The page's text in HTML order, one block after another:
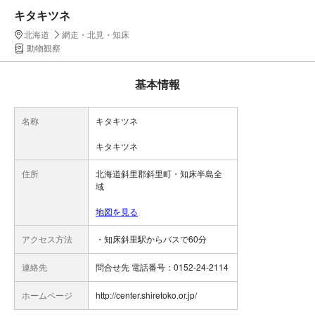
キタキツネ
北海道
網走・北見・知床
動物観察
基本情報
名称 キタキツネ
キタキツネ
住所
北海道斜里郡斜里町・知床半島全
域
地図を見る
アクセス方法 ・知床斜里駅からバスで60分
連絡先 問合せ先 電話番号：0152-24-2114
ホームページ http://center.shiretoko.or.jp/